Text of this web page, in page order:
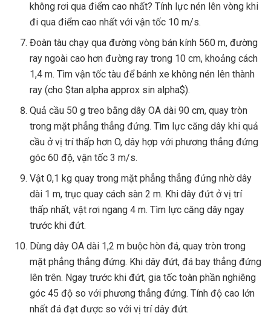
không rơi qua điểm cao nhất? Tính lực nén lên vòng khi
đi qua điểm cao nhất với vận tốc 10 m/s.
Đoàn tàu chạy qua đường vòng bán kính 560 m, đường
ray ngoài cao hơn đường ray trong 10 cm, khoảng cách
1,4 m. Tìm vận tốc tàu để bánh xe không nén lên thành
ray (cho $tan alpha approx sin alpha$).
Quả cầu 50 g treo bằng dây OA dài 90 cm, quay tròn
trong mặt phẳng thẳng đứng. Tìm lực căng dây khi quả
cầu ở vị trí thấp hơn O, dây hợp với phương thẳng đứng
góc 60 độ, vận tốc 3 m/s.
Vật 0,1 kg quay trong mặt phẳng thẳng đứng nhờ dây
dài 1 m, trục quay cách sàn 2 m. Khi dây đứt ở vị trí
thấp nhất, vật rơi ngang 4 m. Tìm lực căng dây ngay
trước khi đứt.
Dùng dây OA dài 1,2 m buộc hòn đá, quay tròn trong
mặt phẳng thẳng đứng. Khi dây đứt, đá bay thẳng đứng
lên trên. Ngay trước khi đứt, gia tốc toàn phần nghiêng
góc 45 độ so với phương thẳng đứng. Tính độ cao lớn
nhất đá đạt được so với vị trí dây đứt.